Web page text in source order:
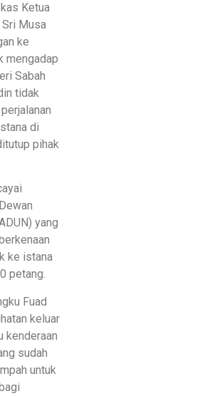
Ketua
Sri Musa
ke
mengadap
Sabah
tidak
di
pihak
yang
ke istana
petang.
Fuad
keluar
kenderaan
sudah
untuk